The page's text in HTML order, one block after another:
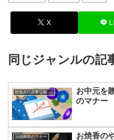
X
同じジャンルの記
社会人に必要な知識やマナー
お中元を
のマナー
冠婚葬祭のマナー お焼香の